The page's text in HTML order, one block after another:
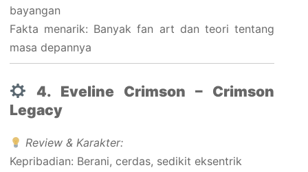
bayangan
Fakta menarik: Banyak fan art dan teori tentang
masa depannya
4. Eveline Crimson – Crimson
Legacy
Review & Karakter:
Kepribadian: Berani, cerdas, sedikit eksentrik